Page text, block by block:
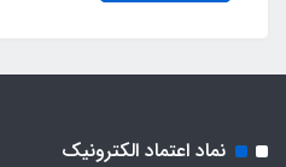
نماد اعتماد الکترونیک